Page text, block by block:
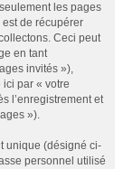
les pages
de récupérer
Ceci peut
en tant
invités »),
ici par « votre
l’enregistrement et
»).
unique (désigné ci-
personnel utilisé